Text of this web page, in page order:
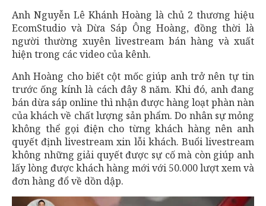
Anh Nguyễn Lê Khánh Hoàng là chủ 2 thương hiệu
EcomStudio và Dừa Sáp Ông Hoàng, đồng thời là
người thường xuyên livestream bán hàng và xuất
hiện trong các video của kênh.
Anh Hoàng cho biết cột mốc giúp anh trở nên tự tin
trước ống kính là cách đây 8 năm. Khi đó, anh đang
bán dừa sáp online thì nhận được hàng loạt phàn nàn
của khách về chất lượng sản phẩm. Do nhân sự mỏng
không thể gọi điện cho từng khách hàng nên anh
quyết định livestream xin lỗi khách. Buổi livestream
không những giải quyết được sự cố mà còn giúp anh
lấy lòng được khách hàng mới với 50.000 lượt xem và
đơn hàng đổ về dồn dập.